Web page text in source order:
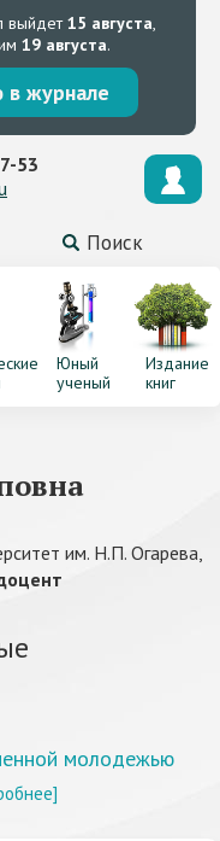
выйдет15 августа,
19 августа.
в журнале
Поиск
53
Юный
ученый
Издание
книг
им. Н.П. Огарева,
молодежью